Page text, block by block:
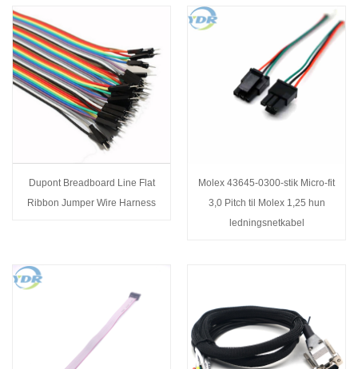
Dupont Breadboard Line Flat
Ribbon Jumper Wire Harness
Molex 43645-0300-stik Micro-fit
3,0 Pitch til Molex 1,25 hun
ledningsnetkabel